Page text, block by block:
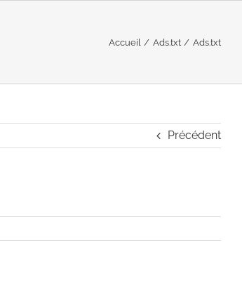
Accueil Ads.txt Ads.txt
Précédent